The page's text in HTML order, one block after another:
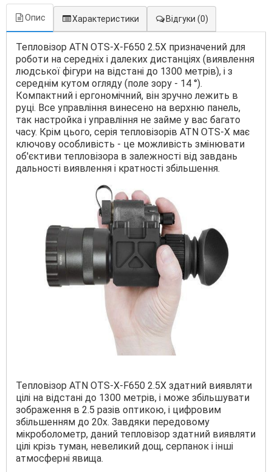
Опис Характеристики Відгуки (0)
Тепловізор ATN OTS-X-F650 2.5X призначений для
роботи на середніх і далеких дистанціях (виявлення
людської фігури на відстані до 1300 метрів), і з
середнім кутом огляду (поле зору - 14 °).
Компактний і ергономічний, він зручно лежить в
руці. Все управління винесено на верхню панель,
так настройка і управління не займе у вас багато
часу. Крім цього, серія тепловізорів ATN OTS-X має
ключову особливість - це можливість змінювати
об'єктиви тепловізора в залежності від завдань
дальності виявлення і кратності збільшення.
Тепловізор ATN OTS-X-F650 2.5X здатний виявляти
цілі на відстані до 1300 метрів, і може збільшувати
зображення в 2.5 разів оптикою, і цифровим
збільшенням до 20х. Завдяки передовому
мікроболометр, даний тепловізор здатний виявляти
цілі крізь туман, невеликий дощ, серпанок і інші
атмосферні явища.